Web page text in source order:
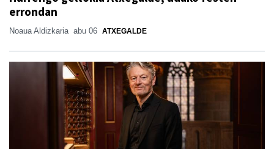
errondan
Noaua Aldizkaria abu 06 ATXEGALDE